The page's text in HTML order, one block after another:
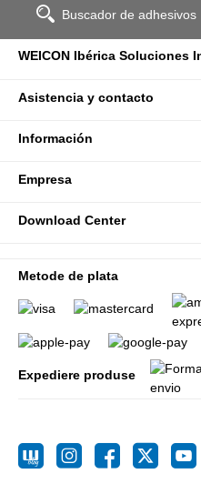
Buscador de adhesivos
WEICON Ibérica Soluciones
Asistencia y contacto
Información
Empresa
Download Center
Metode de plata
Expediere produse